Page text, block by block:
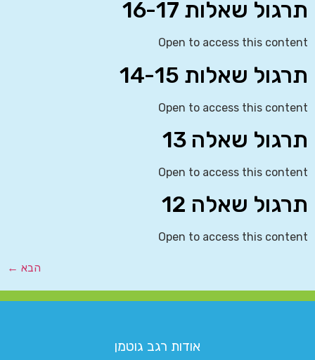
תרגול שאלות 16-17
Open to access this content
תרגול שאלות 14-15
Open to access this content
תרגול שאלה 13
Open to access this content
תרגול שאלה 12
Open to access this content
הבא ←
אודות רגב גוטמן